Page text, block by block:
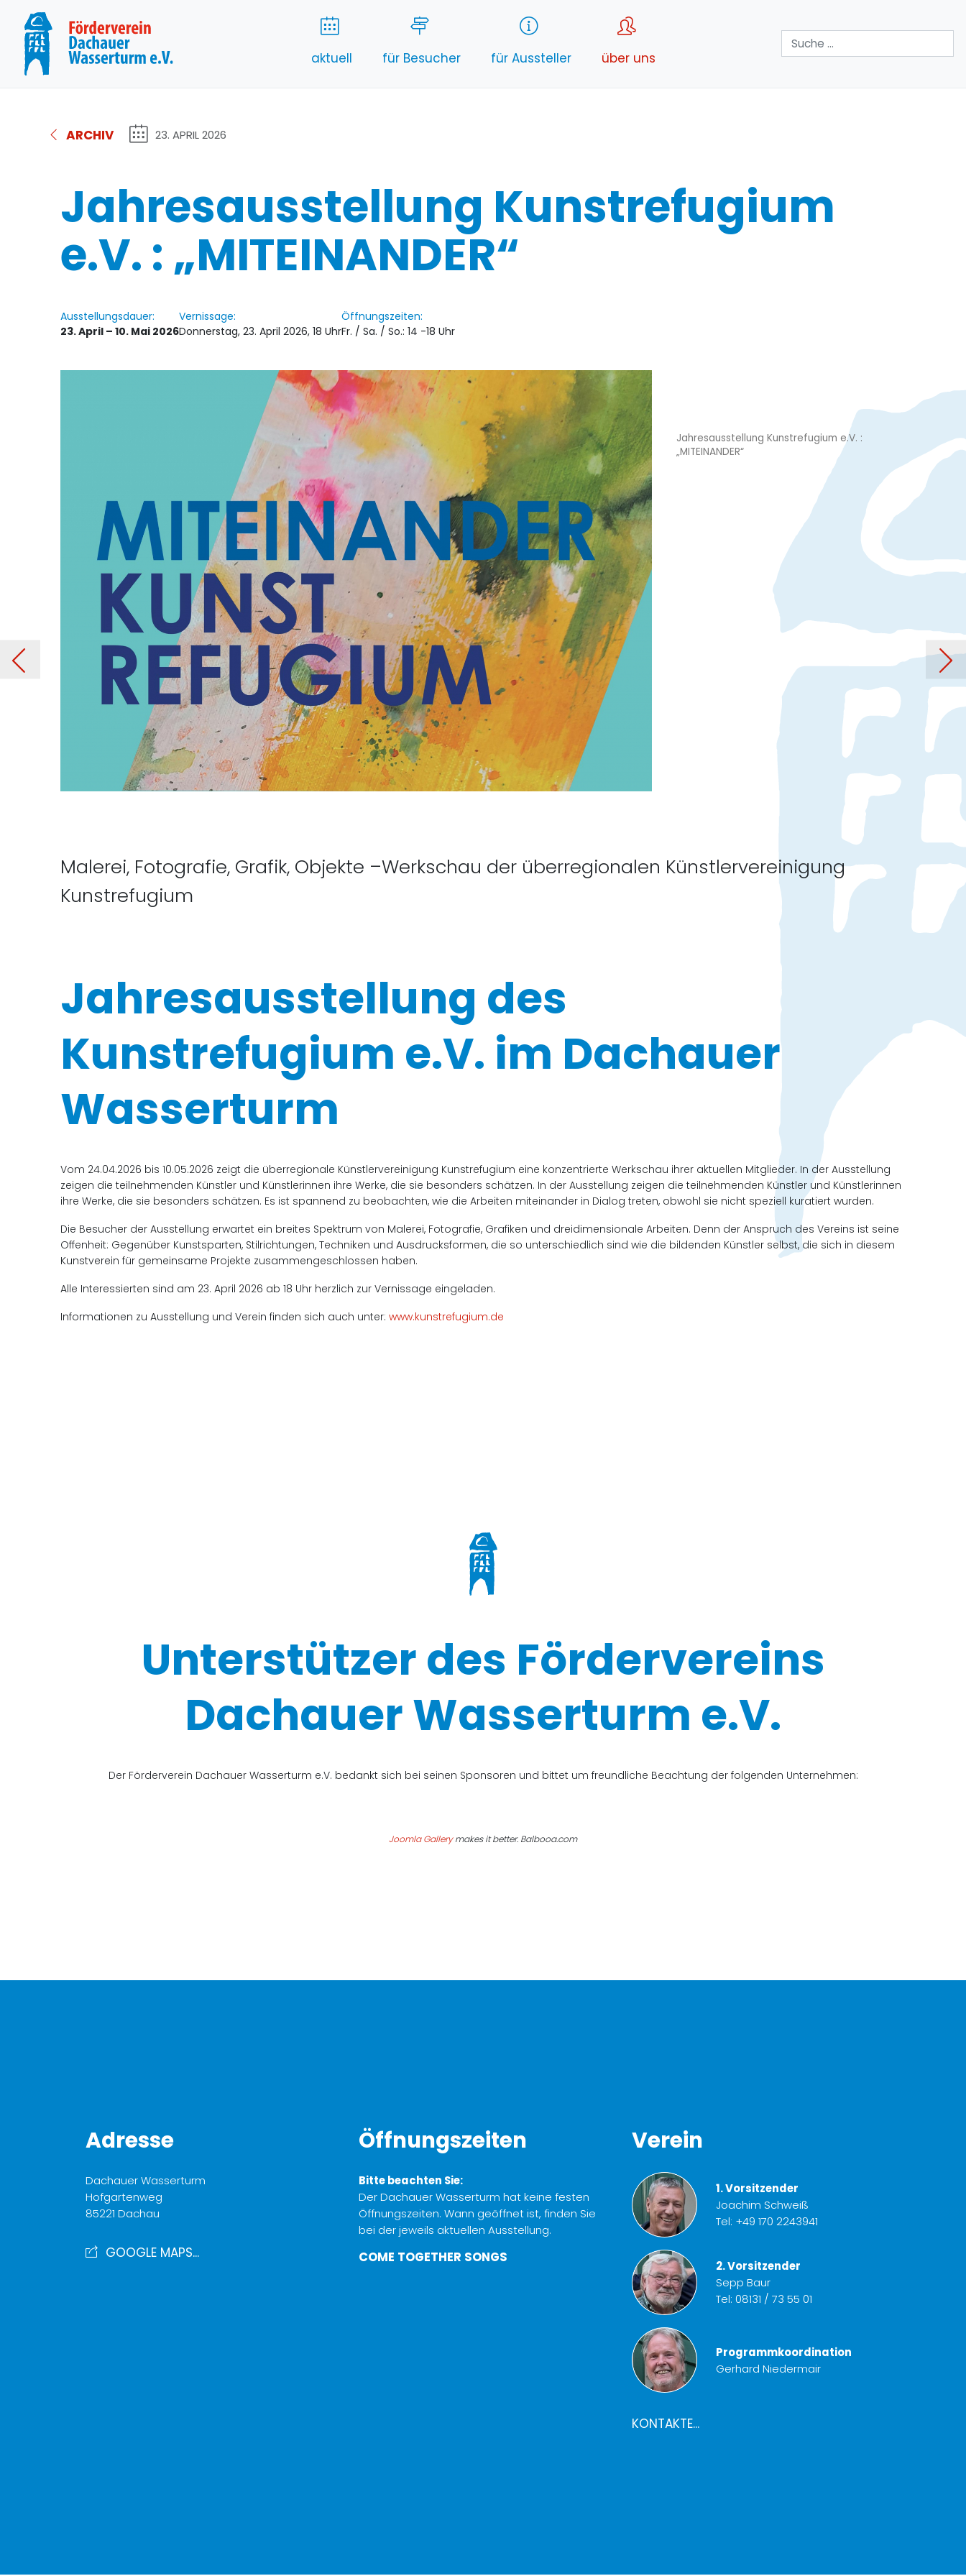
aktuell für Besucher für Aussteller über uns
Suchen
ARCHIV 23. APRIL 2026
Jahresausstellung Kunstrefugium
e.V. : „MITEINANDER“
Ausstellungsdauer:
23. April – 10. Mai 2026
Vernissage:
Donnerstag, 23. April 2026, 18 Uhr
Öffnungszeiten:
Fr. / Sa. / So.: 14 -18 Uhr
Jahresausstellung Kunstrefugium e.V. :
„MITEINANDER“
Malerei, Fotografie, Grafik, Objekte –Werkschau der überregionalen Künstlervereinigung
Kunstrefugium
Jahresausstellung des
Kunstrefugium e.V. im Dachauer
Wasserturm
Vom 24.04.2026 bis 10.05.2026 zeigt die überregionale Künstlervereinigung Kunstrefugium eine konzentrierte Werkschau ihrer aktuellen Mitglieder. In der Ausstellung
zeigen die teilnehmenden Künstler und Künstlerinnen ihre Werke, die sie besonders schätzen. In der Ausstellung zeigen die teilnehmenden Künstler und Künstlerinnen
ihre Werke, die sie besonders schätzen. Es ist spannend zu beobachten, wie die Arbeiten miteinander in Dialog treten, obwohl sie nicht speziell kuratiert wurden.
Die Besucher der Ausstellung erwartet ein breites Spektrum von Malerei, Fotografie, Grafiken und dreidimensionale Arbeiten. Denn der Anspruch des Vereins ist seine
Offenheit: Gegenüber Kunstsparten, Stilrichtungen, Techniken und Ausdrucksformen, die so unterschiedlich sind wie die bildenden Künstler selbst, die sich in diesem
Kunstverein für gemeinsame Projekte zusammengeschlossen haben.
Alle Interessierten sind am 23. April 2026 ab 18 Uhr herzlich zur Vernissage eingeladen.
Informationen zu Ausstellung und Verein finden sich auch unter:www.kunstrefugium.de
Vorheriger Beitrag: Fotoausstellung “Naturjuwel Haspelmoor”
Unterstützer des Fördervereins
Dachauer Wasserturm e.V.
Der Förderverein Dachauer Wasserturm e.V. bedankt sich bei seinen Sponsoren und bittet um freundliche Beachtung der folgenden Unternehmen:
Joomla Gallerymakes it better. Balbooa.com
Adresse
Dachauer Wasserturm
Hofgartenweg
85221 Dachau
GOOGLE MAPS...
Öffnungszeiten
Bitte beachten Sie:
Der Dachauer Wasserturm hat keine festen
Öffnungszeiten. Wann geöffnet ist, finden Sie
bei der jeweils aktuellen Ausstellung.
COME TOGETHER SONGS
Verein
1. Vorsitzender
Joachim Schweiß
Tel: +49 170 2243941
2. Vorsitzender
Sepp Baur
Tel: 08131 / 73 55 01
Programmkoordination
Gerhard Niedermair
KONTAKTE...